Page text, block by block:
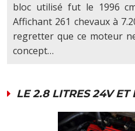
bloc utilisé fut le 1996
Affichant 261 chevaux à
regretter que ce moteur
concept…
LE 2.8 LITRES 24V